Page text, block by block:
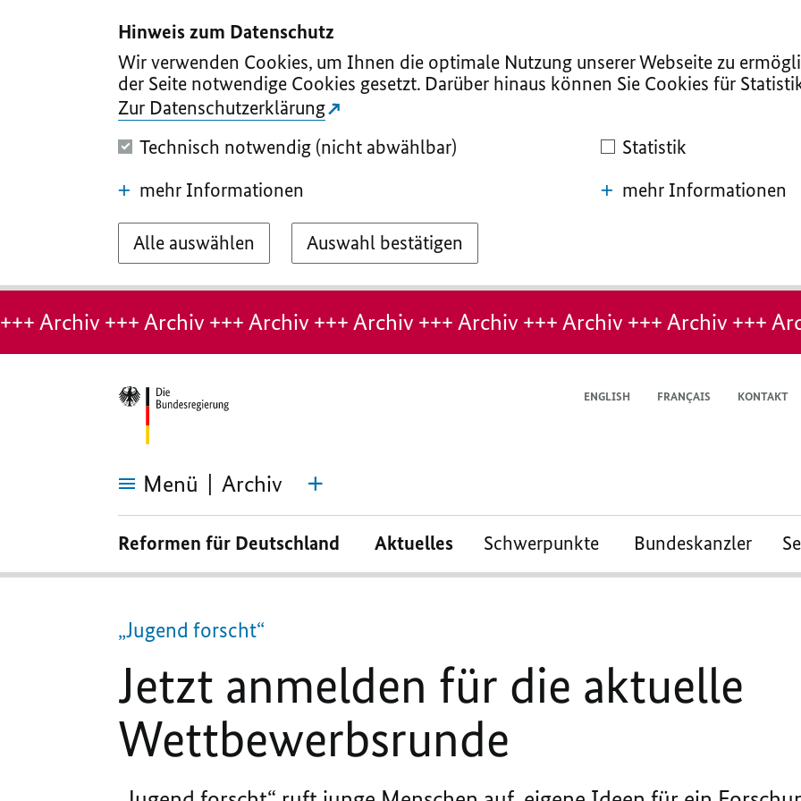
Hinweis zum Datenschutz
Wir verwenden Cookies, um Ihnen die optimale Nutzung unserer Webseite zu
der Seite notwendige Cookies gesetzt. Darüber hinaus können Sie Cookies für
Zur Datenschutzerklärung
Technisch notwendig (nicht abwählbar)
mehr Informationen
Statistik
mehr Informationen
Alle auswählen Auswahl bestätigen
Hinweis:
Seite
+++ Archiv +++ Archiv +++ Archiv +++ Archiv +++ Archiv +++ Archiv +++ Archiv +++
ENGLISH FRANÇAIS KONTAKT
Menü Archiv
Jetzt anmelden
aktuelle
Wettbewerbsrunde
Reformen für Deutschland Aktuelles Schwerpunkte Bundeskanzler
„Jugend forscht“
Jetzt anmelden für die aktuelle
Wettbewerbsrunde